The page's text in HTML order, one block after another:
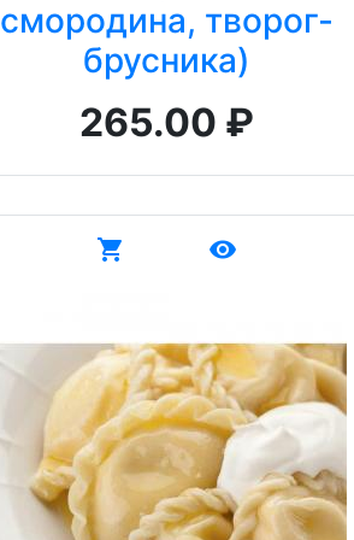
смородина, творог-
брусника)
265.00 ₽
shopping_cart remove_red_eye